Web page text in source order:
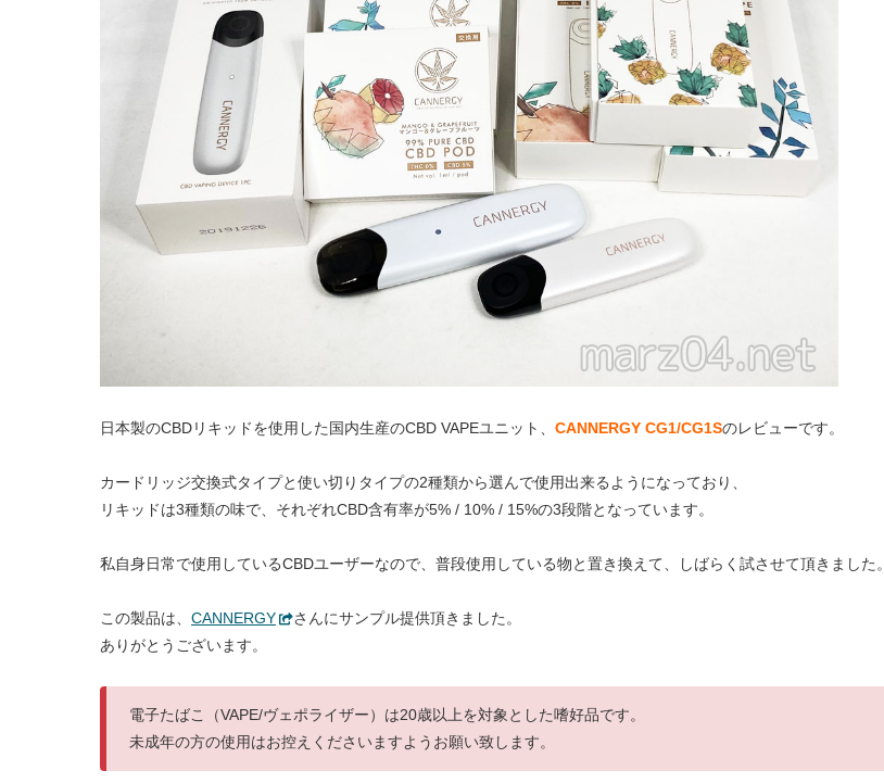
日本製のCBDリキッドを使用した国内生産のCBD VAPEユニット、 CANNERGY CG1/CG1Sのレビューです。
カードリッジ交換式タイプと使い切りタイプの2種類から選んで使用出来るようになっており、
リキッドは3種類の味で、それぞれCBD含有率が5% / 10% / 15%の3段階となっています。
私自身日常で使用しているCBDユーザーなので、普段使用している物と置き換えて、しばらく試させて頂きました。
この製品は、 CANNERGY
さんにサンプル提供頂きました。
ありがとうございます。
電子たばこ（VAPE/ヴェポライザー）は20歳以上を対象とした嗜好品です。
未成年の方の使用はお控えくださいますようお願い致します。